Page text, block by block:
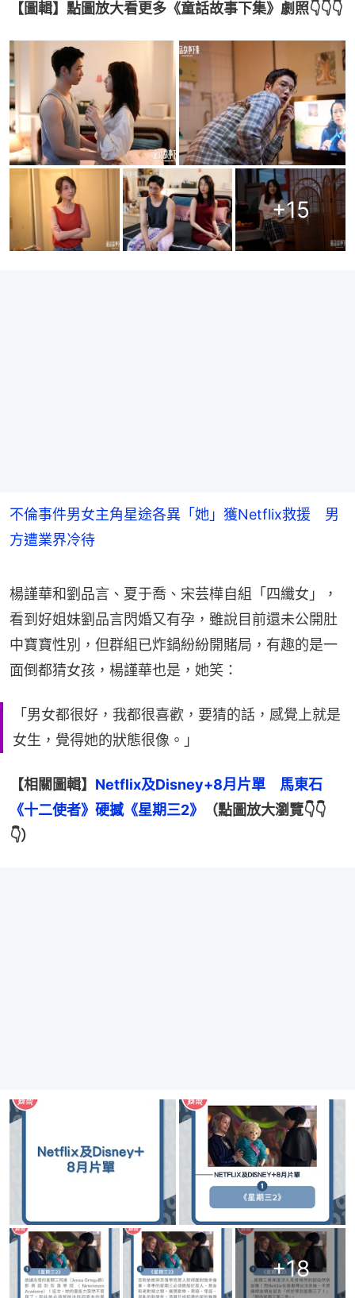
【圖輯】點圖放大看更多《童話故事下集》劇照👇👇👇
+15
不倫事件男女主角星途各異「她」獲Netflix救援 男
方遭業界冷待
楊謹華和劉品言、夏于喬、宋芸樺自組「四纖女」，
看到好姐妹劉品言閃婚又有孕，雖說目前還未公開肚
中寶寶性別，但群組已炸鍋紛紛開賭局，有趣的是一
面倒都猜女孩，楊謹華也是，她笑：
「男女都很好，我都很喜歡，要猜的話，感覺上就是
女生，覺得她的狀態很像。」
【相關圖輯】 Netflix及Disney+8月片單　馬東石
《十二使者》硬撼《星期三2》
（點圖放大瀏覽👇👇
👇）
+18